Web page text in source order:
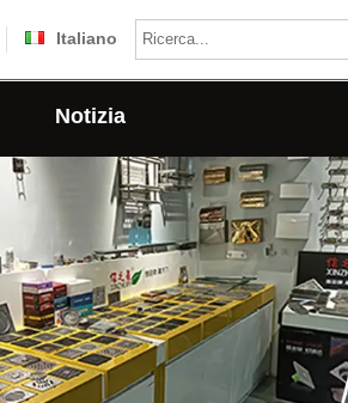
Italiano
Notizia